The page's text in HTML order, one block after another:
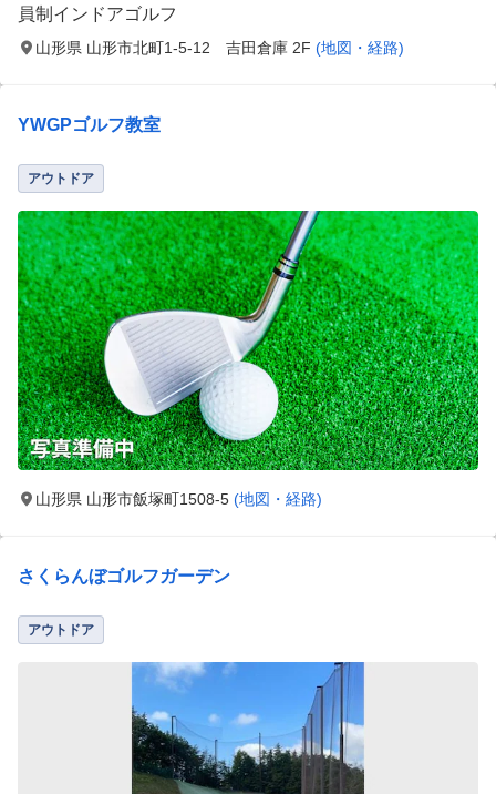
員制インドアゴルフ
山形県 山形市北町1-5-12 吉田倉庫 2F (地図・経路)
YWGPゴルフ教室
アウトドア
山形県 山形市飯塚町1508-5 (地図・経路)
さくらんぼゴルフガーデン
アウトドア